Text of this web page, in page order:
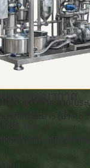
บบสูญญากาศ
พืชด้วยตัวทำละลายใน
ตัวทำละลาย (น้ำ 45
ลิตร
แรงดัน -600 MMHg